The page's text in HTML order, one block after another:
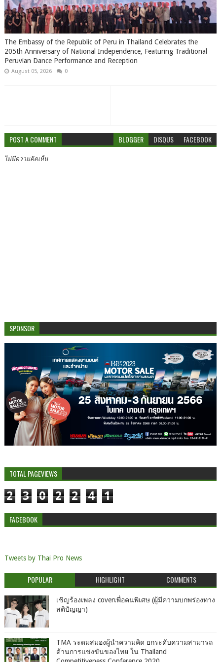
The Embassy of the Republic of Peru in Thailand Celebrates the
205th Anniversary of National Independence, Featuring Traditional
Peruvian Dance Performance and Reception
August 05, 2026 0
POST A COMMENT BLOGGER DISQUS FACEBOOK
ไม่มีความคิดเห็น
SPONSOR
TOTAL PAGEVIEWS
2 3 0 2 2 4 1
FACEBOOK
Tweets by Thai Pro News
POPULAR HIGHLIGHT COMMENTS
เชิญร้องเพลง coverเพื่อคนพิเศษ (ผู้มีความบกพร่องทาง
สติปัญญา)
TMA ระดมสมองผู้นำความคิด ยกระดับความสามารถ
ด้านการแข่งขันของไทย ใน Thailand